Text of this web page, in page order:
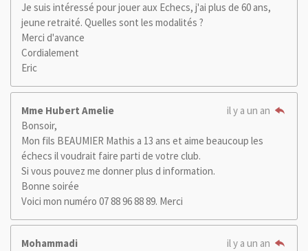
Je suis intéressé pour jouer aux Echecs, j'ai plus de 60 ans,
jeune retraité. Quelles sont les modalités ?
Merci d'avance
Cordialement
Eric
Mme Hubert Amelie
il y a un an
Bonsoir,
Mon fils BEAUMIER Mathis a 13 ans et aime beaucoup les
échecs il voudrait faire parti de votre club.
Si vous pouvez me donner plus d information.
Bonne soirée
Voici mon numéro 07 88 96 88 89. Merci
Mohammadi
il y a un an